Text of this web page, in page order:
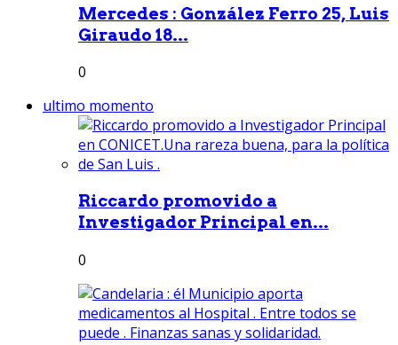
Mercedes : González Ferro 25, Luis
Giraudo 18...
0
ultimo momento
Riccardo promovido a
Investigador Principal en...
0